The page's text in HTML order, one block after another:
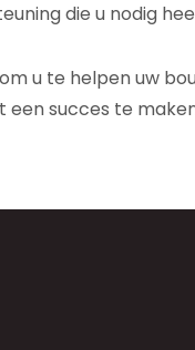
die u nodig
u te helpen uw
succes te